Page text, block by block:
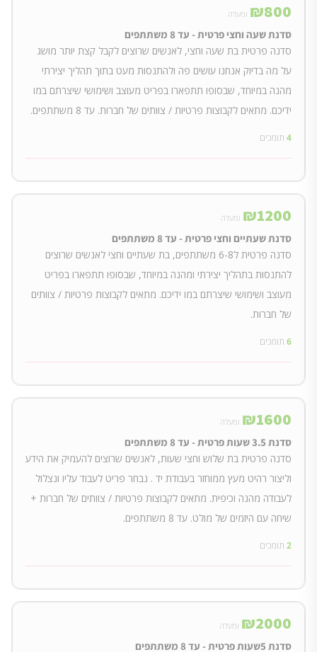
₪800 ומעלה
סדנת שעה וחצי פרטית - עד 8 משתתפים
סדנה פרטית בת שעה וחצי, לאנשים שרוצים לקבל קצת יותר מושג
על מה בדיוק אנחנו עושים פה ולהתנסות מעט בתוך תהליך יצירתי
מהנה במיוחד, שבסופו תתפארו בפריט מעוצב ושימושי שיצרתם במו
ידיכם. מתאים לקבוצות פרטיות / צוותים של חברות. עד 8 משתתפים.
4 תומכים
₪1200 ומעלה
סדנת שעתיים וחצי פרטית - עד 8 משתתפים
סדנה פרטית ל6-8 משתתפים, בת שעתיים וחצי לאנשים שרוצים
להתנסות בתהליך יצירתי ומהנה במיוחד, שבסופו תתפארו בפריט
מעוצב ושימושי שיצרתם במו ידיכם. מתאים לקבוצות פרטיות / צוותים
של חברות.
6 תומכים
₪1600 ומעלה
סדנת 3.5 שעות פרטית - עד 8 משתתפים
סדנה פרטית בת שלוש וחצי שעות, לאנשים שרוצים להעמיק את הידע
וליצור רהיט מעץ ממוחזר בעבודת יד . נבחר פריט לעבוד עליו ונצלול
לעבודה מהנה וכיפית. מתאים לקבוצות פרטיות / צוותים של חברות +
שיחה עם היזמים של מולט. עד 8 משתתפים.
2 תומכים
₪2000 ומעלה
סדנת 5שעות פרטית - עד 8 משתתפים